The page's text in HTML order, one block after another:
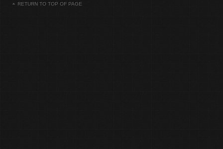
RETURN TO TOP OF PAGE